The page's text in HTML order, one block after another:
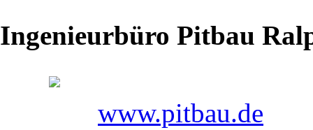
Ingenieurbüro Pitbau
www.pitbau.de
Eine
nach